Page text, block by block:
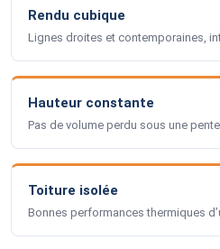
Rendu cubique
Lignes droites et contemporaines,
Hauteur constante
Pas de volume perdu sous une
Toiture isolée
Bonnes performances thermiques